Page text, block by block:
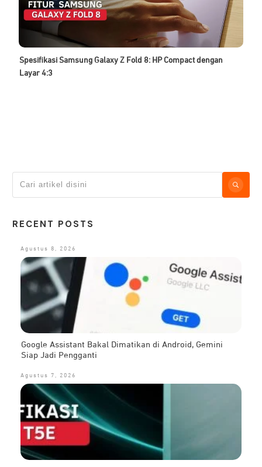
Spesifikasi Samsung Galaxy Z Fold 8: HP Compact dengan
Layar 4:3
RECENT POSTS
Agustus 8, 2026
Google Assistant Bakal Dimatikan di Android, Gemini
Siap Jadi Pengganti
Agustus 7, 2026